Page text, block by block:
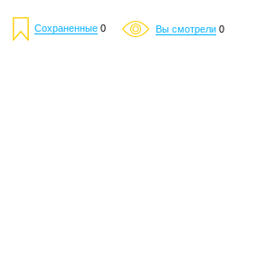
Сохраненные 0 Вы смотрели 0